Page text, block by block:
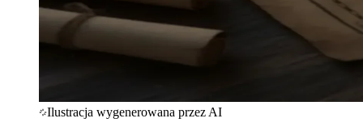
Ilustracja wygenerowana przez AI